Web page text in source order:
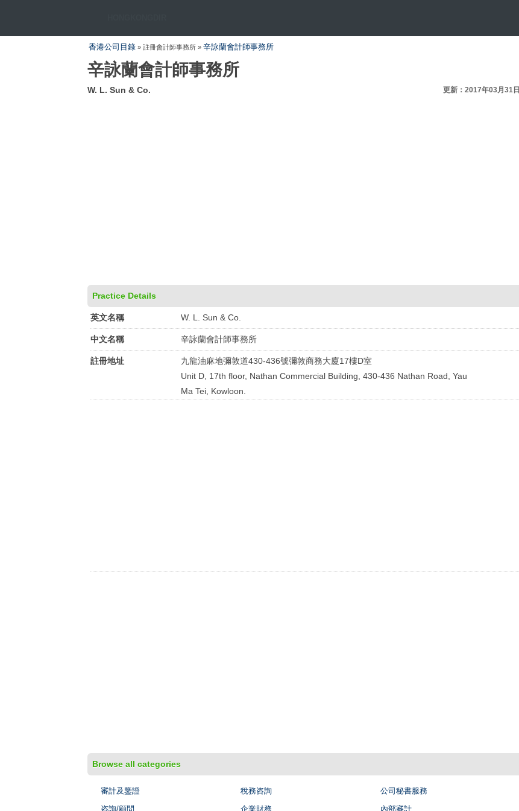
香港公司目錄 » 註冊會計師事務所 » 辛詠蘭會計師事務所
辛詠蘭會計師事務所
W. L. Sun & Co. 更新：2017年03月31日
Practice Details
英文名稱 W. L. Sun & Co.
中文名稱 辛詠蘭會計師事務所
註冊地址
九龍油麻地彌敦道430-436號彌敦商務大廈17樓D室
Unit D, 17th floor, Nathan Commercial Building, 430-436 Nathan Road, Yau
Ma Tei, Kowloon.
Browse all categories
審計及鑒證 稅務咨詢
公司秘書服務
咨詢/顧問
企業財務 內部審計